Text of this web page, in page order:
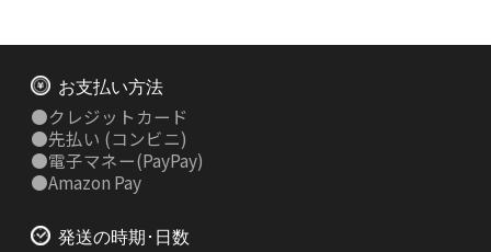
お支払い方法
●クレジットカード
●先払い (コンビニ)
●電子マネー(PayPay)
●Amazon Pay
発送の時期･日数